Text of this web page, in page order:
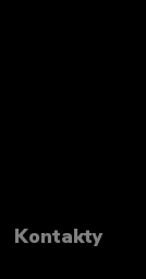
Kontakty